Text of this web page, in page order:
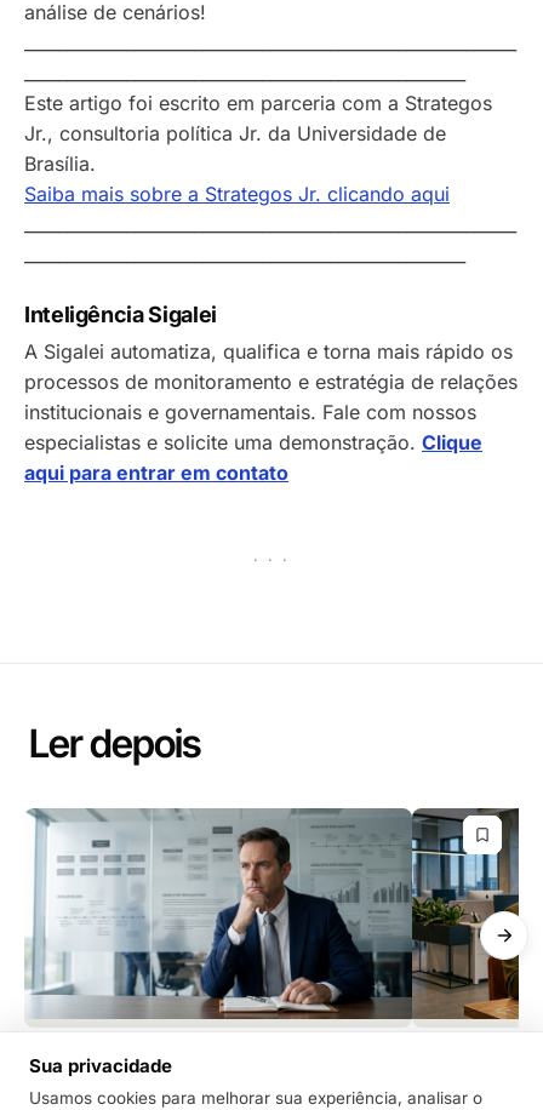
análise de cenários!
Este artigo foi escrito em parceria com a Strategos
Jr., consultoria política Jr. da Universidade de
Brasília.
Saiba mais sobre a Strategos Jr. clicando aqui
Inteligência Sigalei
A Sigalei automatiza, qualifica e torna mais rápido os
processos de monitoramento e estratégia de relações
institucionais e governamentais. Fale com nossos
especialistas e solicite uma demonstração. Clique
aqui para entrar em contato
· · ·
Ler depois
Você está deixando a IA pensar por
você? Por que isso é um “tiro no pé”
regulatória -
Sua privacidade
Usamos cookies para melhorar sua experiência, analisar o